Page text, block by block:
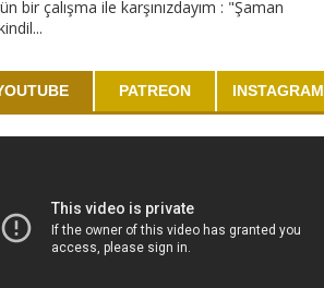
bir çalışma ile karşınızdayım : "Şaman
PATREON INSTAGRAM